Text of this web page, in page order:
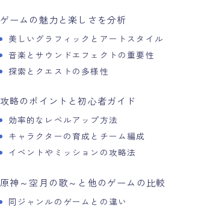
ゲームの魅力と楽しさを分析
美しいグラフィックとアートスタイル
音楽とサウンドエフェクトの重要性
探索とクエストの多様性
攻略のポイントと初心者ガイド
効率的なレベルアップ方法
キャラクターの育成とチーム編成
イベントやミッションの攻略法
原神～空月の歌～と他のゲームの比較
同ジャンルのゲームとの違い